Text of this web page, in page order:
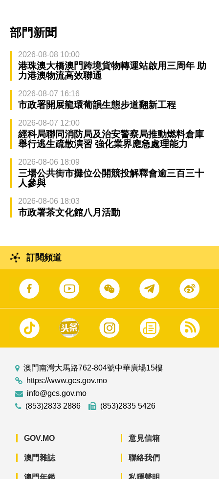
部門新聞
2026-08-08 10:00
港珠澳大橋澳門跨境貨物轉運站啟用三周年 助
力港澳物流高效聯通
2026-08-07 16:16
市政署開展龍環葡韻生態步道翻新工程
2026-08-07 12:00
經科局聯同消防局及治安警察局推動燃料倉庫
舉行逃生疏散演習 強化業界應急處理能力
2026-08-06 18:09
三場公共街市攤位公開競投解釋會逾三百三十
人參與
2026-08-06 18:03
市政署茶文化館八月活動
訂閱頻道
澳門南灣大馬路762-804號中華廣場15樓
https://www.gcs.gov.mo
info@gcs.gov.mo
(853)2833 2886
(853)2835 5426
GOV.MO
澳門雜誌
意見信箱
聯絡我們